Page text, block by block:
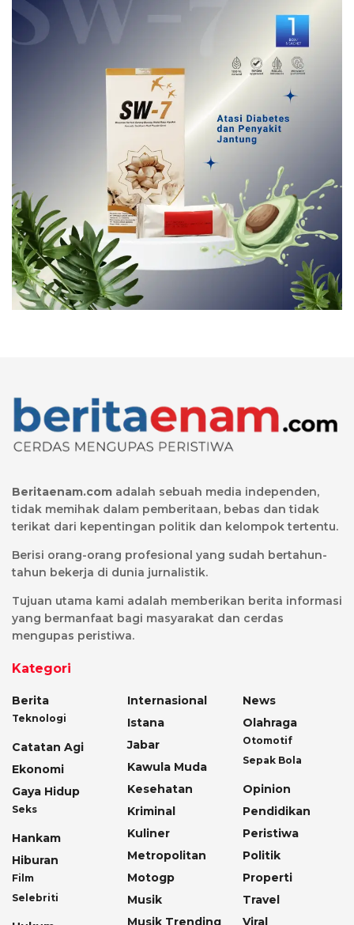
Beritaenam.com adalah sebuah media independen,
tidak memihak dalam pemberitaan, bebas dan tidak
terikat dari kepentingan politik dan kelompok tertentu.
Berisi orang-orang profesional yang sudah bertahun-
tahun bekerja di dunia jurnalistik.
Tujuan utama kami adalah memberikan berita informasi
yang bermanfaat bagi masyarakat dan cerdas
mengupas peristiwa.
Kategori
Berita
Teknologi
Catatan Agi
Ekonomi
Gaya Hidup
Seks
Hankam
Hiburan
Film
Selebriti
Internasional
Istana
Jabar
Kawula Muda
Kesehatan
Kriminal
Kuliner
Metropolitan
Motogp
Musik
Musik Trending
News
Olahraga
Otomotif
Sepak Bola
Opinion
Pendidikan
Peristiwa
Politik
Properti
Travel
Viral